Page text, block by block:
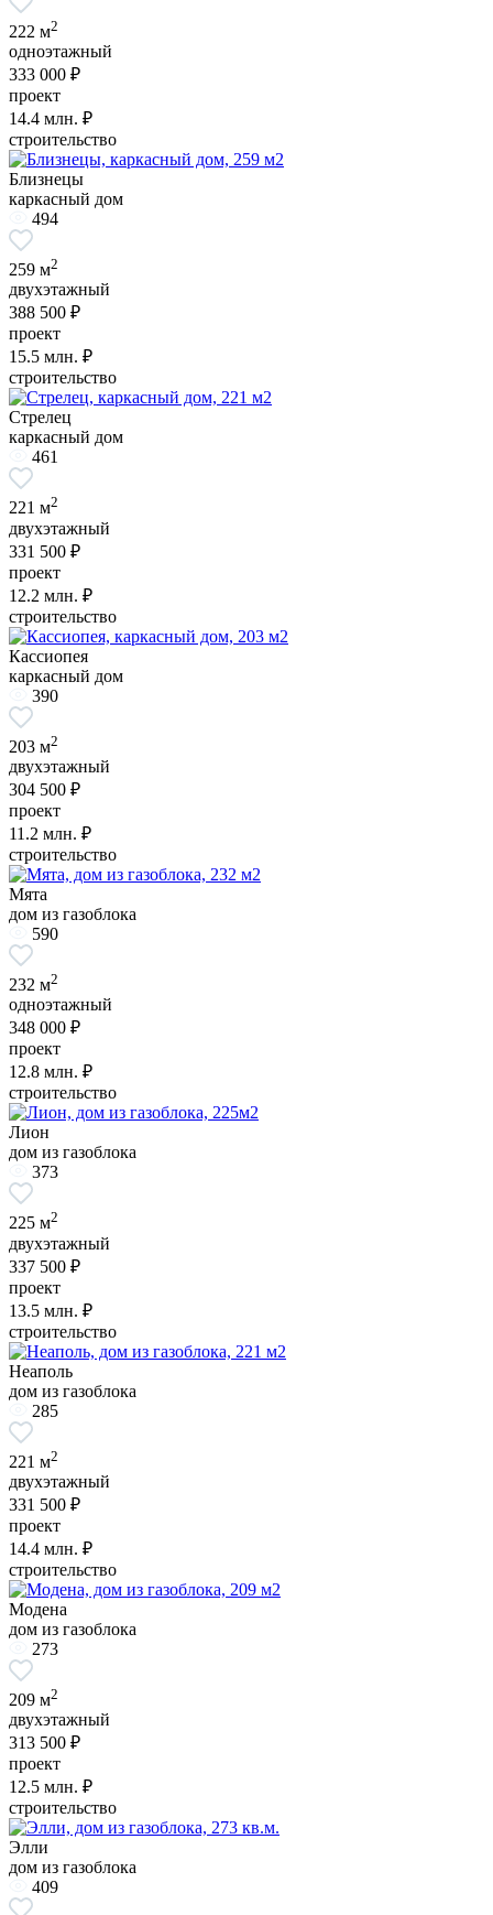
222 м2
одноэтажный
333 000 ₽
проект
14.4 млн. ₽
строительство
Близнецы
каркасный дом
494
259 м2
двухэтажный
388 500 ₽
проект
15.5 млн. ₽
строительство
Стрелец
каркасный дом
461
221 м2
двухэтажный
331 500 ₽
проект
12.2 млн. ₽
строительство
Кассиопея
каркасный дом
390
203 м2
двухэтажный
304 500 ₽
проект
11.2 млн. ₽
строительство
Мята
дом из газоблока
590
232 м2
одноэтажный
348 000 ₽
проект
12.8 млн. ₽
строительство
Лион
дом из газоблока
373
225 м2
двухэтажный
337 500 ₽
проект
13.5 млн. ₽
строительство
Неаполь
дом из газоблока
285
221 м2
двухэтажный
331 500 ₽
проект
14.4 млн. ₽
строительство
Модена
дом из газоблока
273
209 м2
двухэтажный
313 500 ₽
проект
12.5 млн. ₽
строительство
Элли
дом из газоблока
409